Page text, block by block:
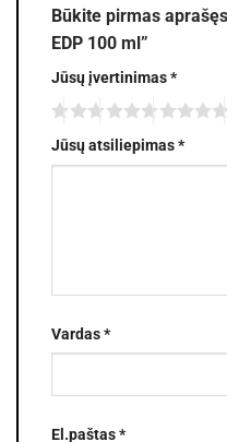
Būkite pirmas
EDP 100 ml”
Jūsų įvertinimas*
Jūsų atsiliepimas*
Vardas*
El.paštas*